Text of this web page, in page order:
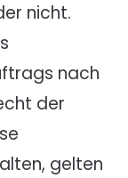
nicht.
nach
der
gelten